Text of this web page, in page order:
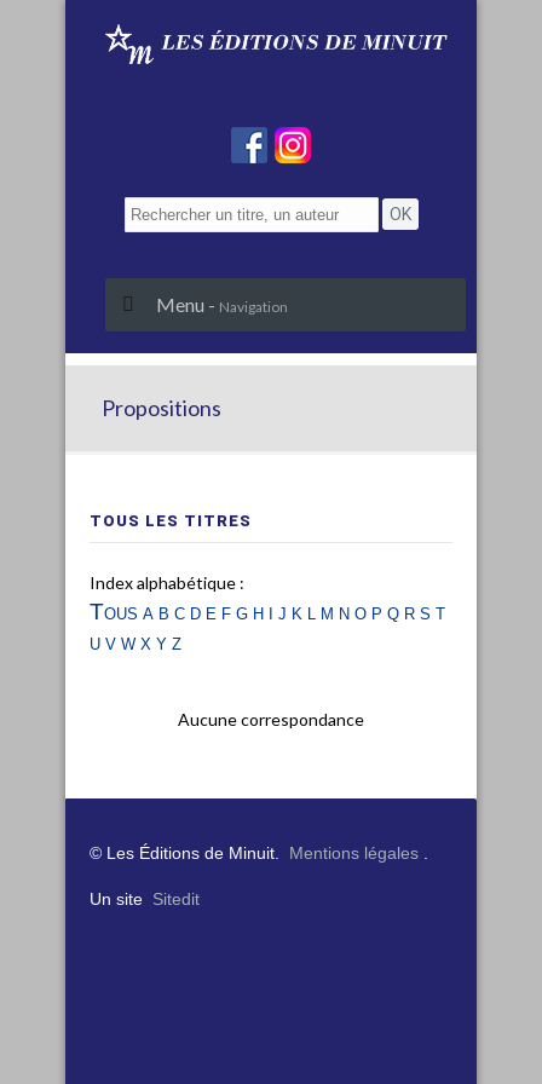
Menu - Navigation
Propositions
TOUS LES TITRES
Index alphabétique :
Tous a b c d e fg h i j k l m no p q rs t
uvwx yz
Aucune correspondance
© Les Éditions de Minuit. Mentions légales
Un site Sitedit